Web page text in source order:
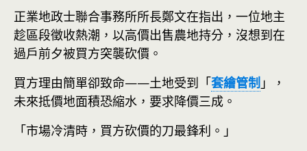
正業地政士聯合事務所所長鄭文在指出，一位地主
趁區段徵收熱潮，以高價出售農地持分，沒想到在
過戶前夕被買方突襲砍價。
買方理由簡單卻致命——土地受到「套繪管制 」，
未來抵價地面積恐縮水，要求降價三成。
「市場冷清時，買方砍價的刀最鋒利。」